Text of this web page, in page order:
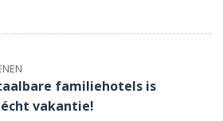
familiehotels is
vakantie!